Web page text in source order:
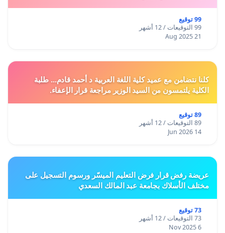
99 توقيع
99 التوقيعات / 12 أشهر
21 Aug 2025
كلنا نتضامن مع عميد كلية اللغة العربية د أحمد قادم... طلبة
الكلية يلتمسون من السيد الوزير مراجعة قرار الإعفاء.
89 توقيع
89 التوقيعات / 12 أشهر
14 Jun 2026
عريضة رفض قرار فرض التعليم الميسّر ورسوم التسجيل على
مختلف الأسلاك بجامعة عبد المالك السعدي
73 توقيع
73 التوقيعات / 12 أشهر
6 Nov 2025